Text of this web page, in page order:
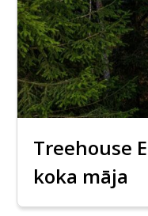
Treehouse
koka māja